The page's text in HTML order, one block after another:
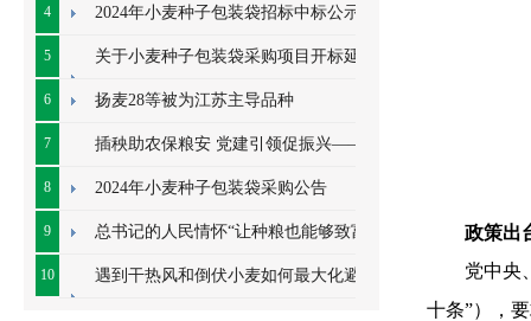
点龙头企业
4 2024年小麦种子包装袋招标中标公示
5 关于小麦种子包装袋采购项目开标延期
的公告
6 扬麦28等被为江苏主导品种
7 插秧助农保粮安 党建引领促振兴——七
里甸社区党总支、公司党支部联合开展插秧助
农耕
8 2024年小麦种子包装袋采购公告
9 总书记的人民情怀“让种粮也能够致富”
10 遇到干热风和倒伏小麦如何最大化避免
政策出
党中央
十条”），